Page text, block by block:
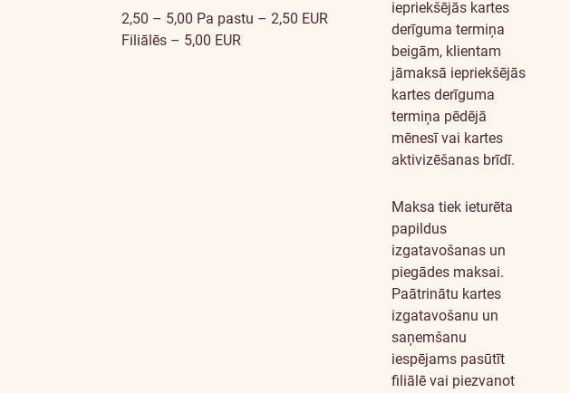
2,50 – 5,00 Pa pastu – 2,50 EUR
Filiālēs – 5,00 EUR
iepriekšējās kartes
derīguma termiņa
beigām, klientam
jāmaksā iepriekšējās
kartes derīguma
termiņa pēdējā
mēnesī vai kartes
aktivizēšanas brīdī.
Maksa tiek ieturēta
papildus
izgatavošanas un
piegādes maksai.
Paātrinātu kartes
izgatavošanu un
saņemšanu
iespējams pasūtīt
filiālē vai piezvanot